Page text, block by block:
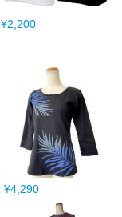
¥2,200
¥4,290